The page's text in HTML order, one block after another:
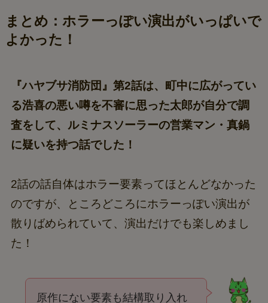
まとめ：ホラーっぽい演出がいっぱいで
よかった！
『ハヤブサ消防団』第2話は、町中に広がってい
る浩喜の悪い噂を不審に思った太郎が自分で調
査をして、ルミナスソーラーの営業マン・真鍋
に疑いを持つ話でした！
2話の話自体はホラー要素ってほとんどなかった
のですが、ところどころにホラーっぽい演出が
散りばめられていて、演出だけでも楽しめまし
た！
原作にない要素も結構取り入れ